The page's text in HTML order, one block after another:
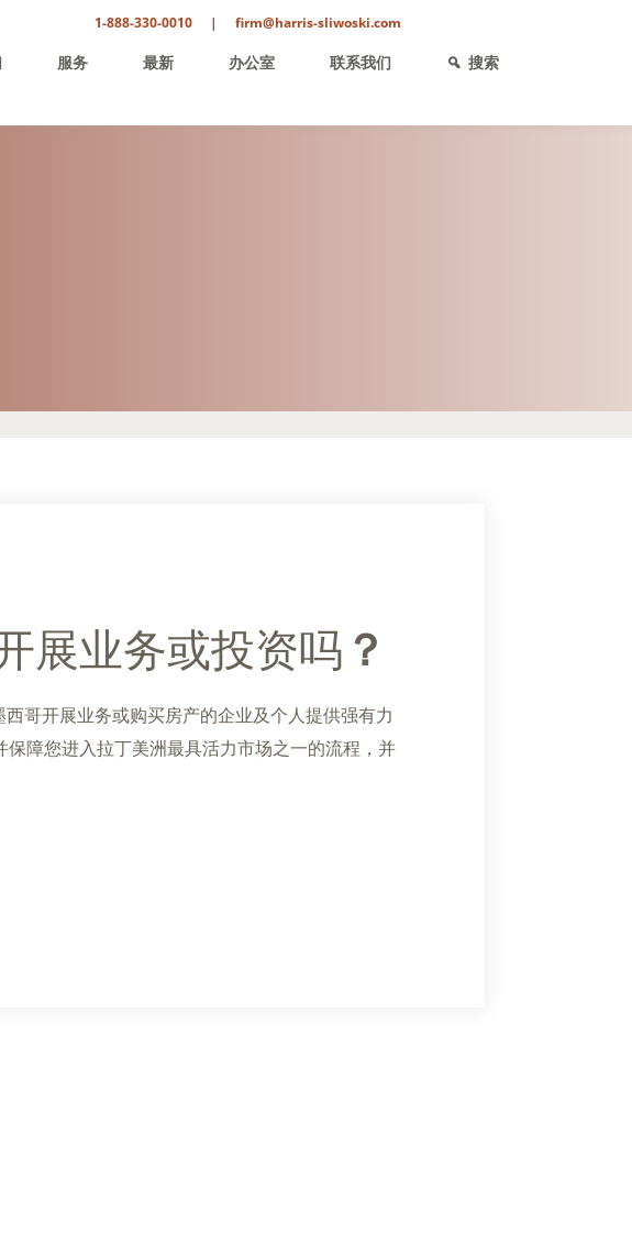
1-888-330-0010 | firm@harris-sliwoski.com
服务 最新 办公室 联系我们 搜索
展业务或投资吗 ？
哥开展业务或购买房产的企业及个人提供强有力
障您进入拉丁美洲最具活力市场之一的流程，并